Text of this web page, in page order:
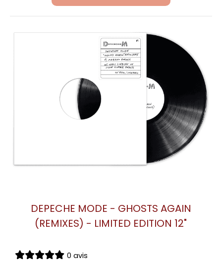
DEPECHE MODE - GHOSTS AGAIN
(REMIXES) - LIMITED EDITION 12"
0 avis